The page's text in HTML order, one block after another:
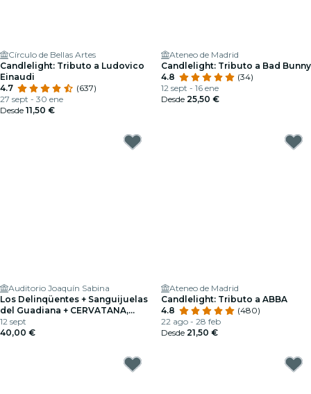
Círculo de Bellas Artes
Candlelight: Tributo a Ludovico
Einaudi
4.7
(637)
27 sept - 30 ene
Desde 11,50 €
Ateneo de Madrid
Candlelight: Tributo a Bad Bunny
4.8
(34)
12 sept - 16 ene
Desde 25,50 €
Auditorio Joaquín Sabina
Los Delinqüentes + Sanguijuelas
del Guadiana + CERVATANA,
Fuenlabrada 2026
12 sept
40,00 €
Ateneo de Madrid
Candlelight: Tributo a ABBA
4.8
(480)
22 ago - 28 feb
Desde 21,50 €